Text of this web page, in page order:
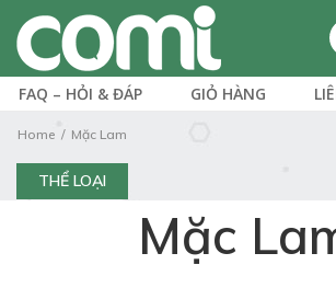
FAQ – HỎI & ĐÁP GIỎ HÀNG
Home Mặc Lam
THỂ LOẠI
Mặc